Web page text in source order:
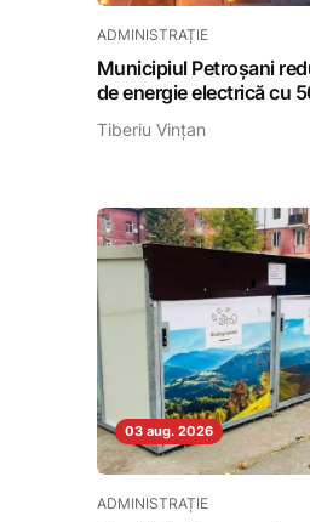
ADMINISTRAȚIE
Municipiul Petroșani
de energie electrică cu
Tiberiu Vințan
03 aug. 2026
ADMINISTRAȚIE